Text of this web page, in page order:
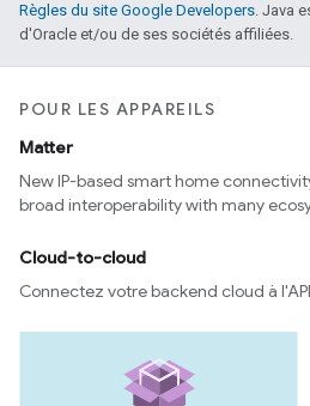
Règles du site Google Developers. Java
d'Oracle et/ou de ses sociétés affiliées.
POUR LES APPAREILS
Matter
New IP-based smart home
broad interoperability with many
Cloud-to-cloud
Connectez votre backend cloud à